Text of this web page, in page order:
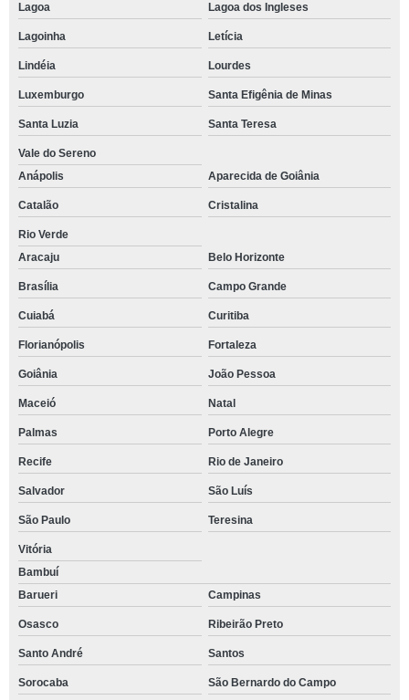
Lagoa Lagoa dos Ingleses
Lagoinha Letícia
Lindéia Lourdes
Luxemburgo Santa Efigênia de Minas
Santa Luzia Santa Teresa
Vale do Sereno
Anápolis
Aparecida de Goiânia
Catalão Cristalina
Rio Verde
Aracaju
Belo Horizonte
Brasília Campo Grande
Cuiabá Curitiba
Florianópolis Fortaleza
Goiânia João Pessoa
Maceió Natal
Palmas Porto Alegre
Recife Rio de Janeiro
Salvador São Luís
São Paulo Teresina
Vitória
Bambuí
Barueri
Campinas
Osasco Ribeirão Preto
Santo André Santos
Sorocaba São Bernardo do Campo